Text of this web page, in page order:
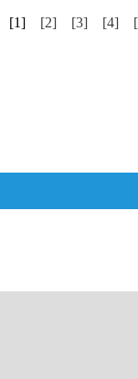
[1] [2] [3] [4]